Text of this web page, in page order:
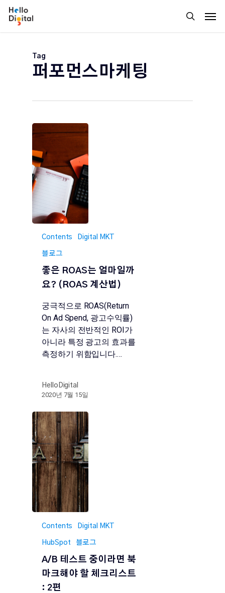
Skip
search
Tag
퍼포먼스마케팅
Contents Digital MKT
블로그
좋은 ROAS는 얼마일까
요? (ROAS 계산법)
궁극적으로 ROAS(Return
On Ad Spend, 광고수익률)
는 자사의 전반적인 ROI가
아니라 특정 광고의 효과를
측정하기 위함입니다.…
HelloDigital
2020년 7월 15일
Contents Digital MKT
HubSpot 블로그
A/B 테스트 중이라면 북
마크해야 할 체크리스트
: 2편